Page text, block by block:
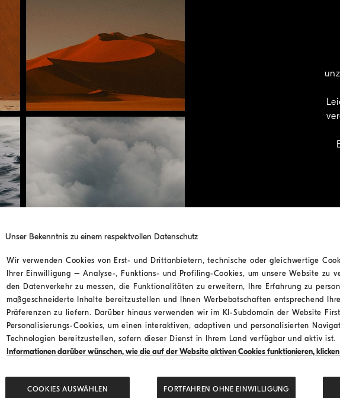
Unser Bekenntnis zu einem respektvollen Datenschutz
Wir verwenden Cookies von Erst- und Drittanbietern, technische oder gleichwertige
Ihrer Einwilligung – Analyse-, Funktions- und Profiling-Cookies, um unsere Website zu
den Datenverkehr zu messen, die Funktionalitäten zu erweitern, Ihre Erfahrung zu
maßgeschneiderte Inhalte bereitzustellen und Ihnen Werbebotschaften entsprechend
Präferenzen zu liefern. Darüber hinaus verwenden wir im KI-Subdomain der Website
Personalisierungs-Cookies, um einen interaktiven, adaptiven und personalisierten
Technologien bereitzustellen, sofern dieser Dienst in Ihrem Land verfügbar und aktiv ist.
Informationen darüber wünschen, wie die auf der Website aktiven Cookies funktionieren, klicken
COOKIES AUSWÄHLEN FORTFAHREN OHNE EINWILLIGUNG